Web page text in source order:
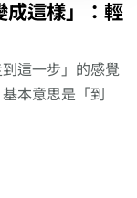
成這樣」：輕
這一步」的感覺
本意思是「到